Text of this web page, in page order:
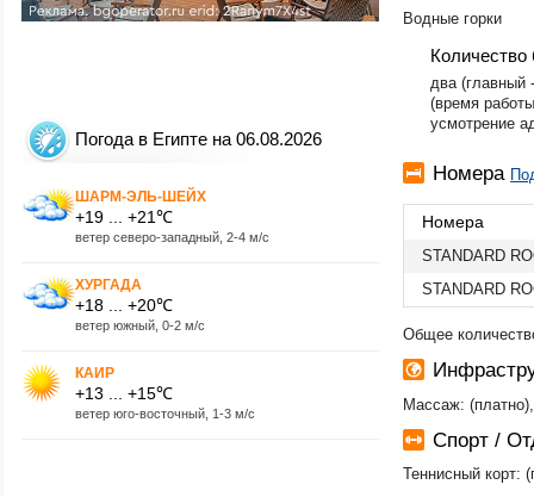
Погода в Египте на 06.08.2026
ШАРМ-ЭЛЬ-ШЕЙХ
+19 ... +21℃
ветер северо-западный, 2-4 м/с
ХУРГАДА
+18 ... +20℃
ветер южный, 0-2 м/с
КАИР
+13 ... +15℃
ветер юго-восточный, 1-3 м/с
Водные горки
Количество
​два (главный
(время
усмотрение
Номера
Номера
STANDARD
STANDARD
Общее
Массаж:
Спорт /
Теннисный корт: